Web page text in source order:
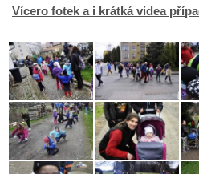
Vícero fotek a i krátká videa